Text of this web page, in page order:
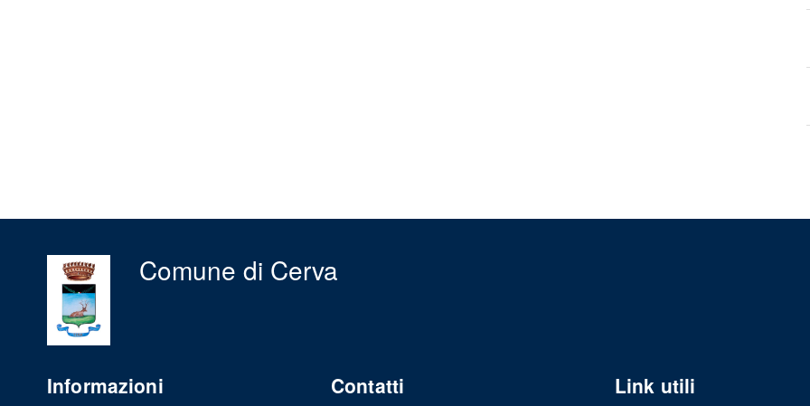
Comune di Cerva
Informazioni Contatti Link utili